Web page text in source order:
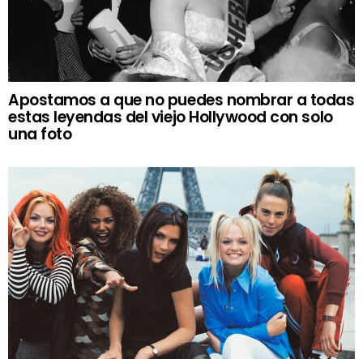
Apostamos a que no puedes nombrar a todas
estas leyendas del viejo Hollywood con solo
una foto